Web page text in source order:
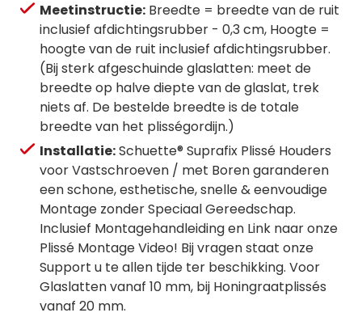
Meetinstructie: Breedte = breedte van de ruit
inclusief afdichtingsrubber - 0,3 cm, Hoogte =
hoogte van de ruit inclusief afdichtingsrubber.
(Bij sterk afgeschuinde glaslatten: meet de
breedte op halve diepte van de glaslat, trek
niets af. De bestelde breedte is de totale
breedte van het plisségordijn.)
Installatie:Schuette® Suprafix Plissé Houders
voor Vastschroeven / met Boren garanderen
een schone, esthetische, snelle & eenvoudige
Montage zonder Speciaal Gereedschap.
Inclusief Montagehandleiding en Link naar onze
Plissé Montage Video! Bij vragen staat onze
Support u te allen tijde ter beschikking. Voor
Glaslatten vanaf 10 mm, bij Honingraatplissés
vanaf 20 mm.